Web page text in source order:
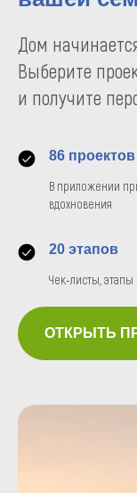
Дом
Выберите
и получите
86 проектов
В приложении
вдохновения
20 этапов
Чек-листы,
ОТКРЫТЬ